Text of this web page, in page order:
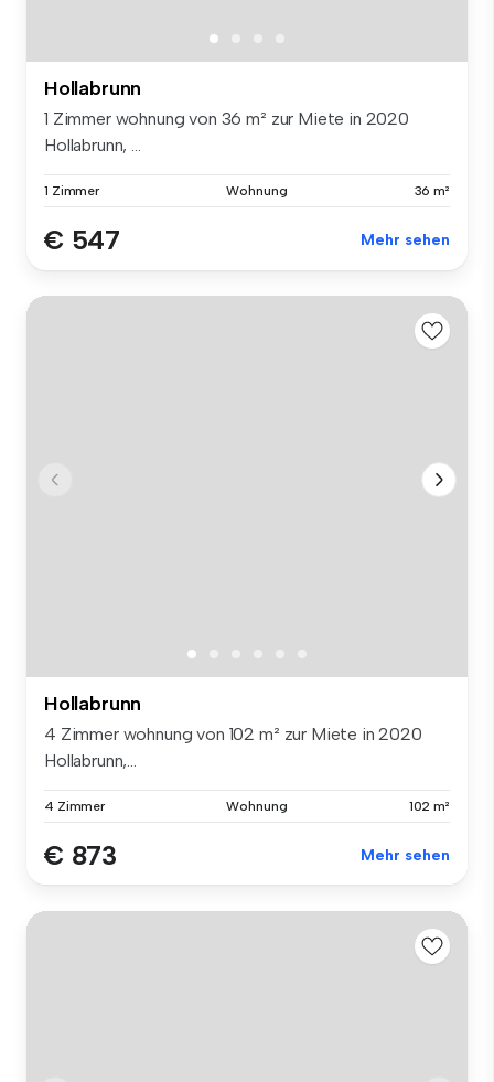
Hollabrunn
1 Zimmer wohnung von 36 m² zur Miete in 2020
Hollabrunn, ...
1 Zimmer Wohnung 36 m²
€ 547 Mehr sehen
Hollabrunn
4 Zimmer wohnung von 102 m² zur Miete in 2020
Hollabrunn,...
4 Zimmer Wohnung 102 m²
€ 873 Mehr sehen